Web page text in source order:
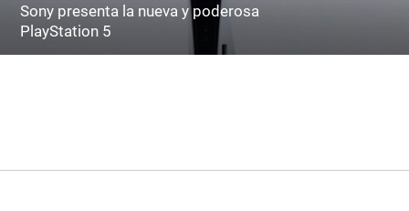
Sony presenta la nueva y poderosa
PlayStation 5